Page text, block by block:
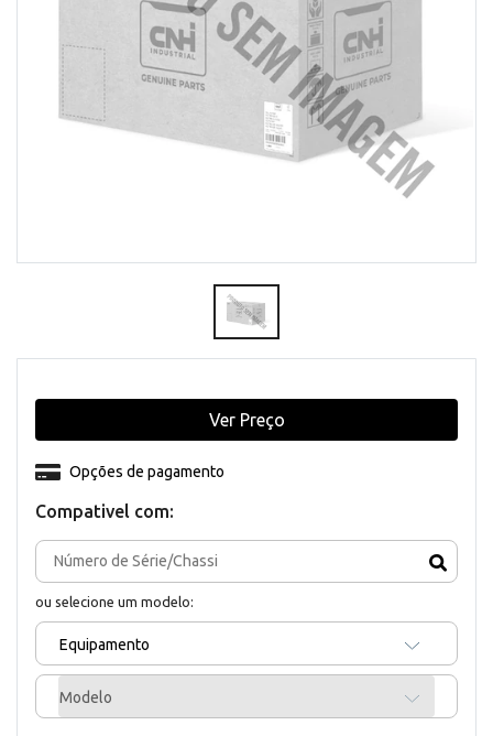
Compativel com:
ou selecione um modelo:
Equipamento
Modelo
Opções de pagamento
Ver Preço